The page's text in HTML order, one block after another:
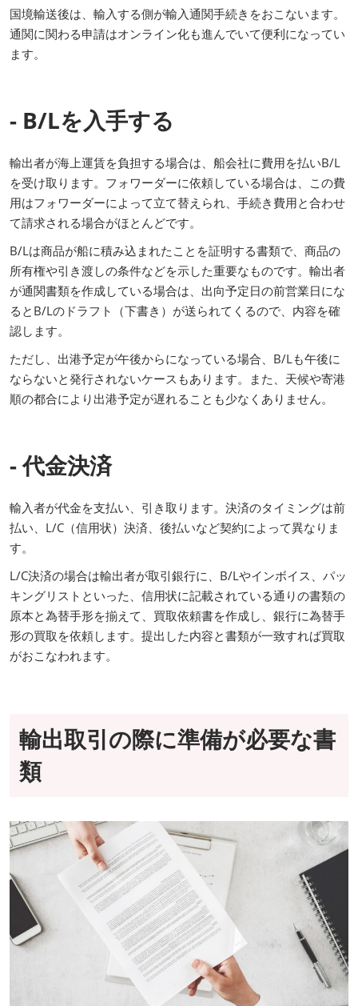
国境輸送後は、輸入する側が輸入通関手続きをおこないます。
通関に関わる申請はオンライン化も進んでいて便利になってい
ます。
- B/Lを入手する
輸出者が海上運賃を負担する場合は、船会社に費用を払いB/L
を受け取ります。フォワーダーに依頼している場合は、この費
用はフォワーダーによって立て替えられ、手続き費用と合わせ
て請求される場合がほとんどです。
B/Lは商品が船に積み込まれたことを証明する書類で、商品の
所有権や引き渡しの条件などを示した重要なものです。輸出者
が通関書類を作成している場合は、出向予定日の前営業日にな
るとB/Lのドラフト（下書き）が送られてくるので、内容を確
認します。
ただし、出港予定が午後からになっている場合、B/Lも午後に
ならないと発行されないケースもあります。また、天候や寄港
順の都合により出港予定が遅れることも少なくありません。
- 代金決済
輸入者が代金を支払い、引き取ります。決済のタイミングは前
払い、L/C（信用状）決済、後払いなど契約によって異なりま
す。
L/C決済の場合は輸出者が取引銀行に、B/Lやインボイス、パッ
キングリストといった、信用状に記載されている通りの書類の
原本と為替手形を揃えて、買取依頼書を作成し、銀行に為替手
形の買取を依頼します。提出した内容と書類が一致すれば買取
がおこなわれます。
輸出取引の際に準備が必要な書
類